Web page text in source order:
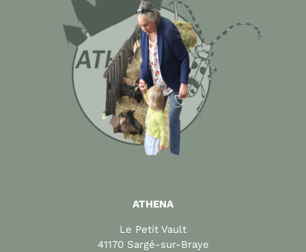
ATHENA
Le Petit Vault
41170 Sargé-sur-Braye